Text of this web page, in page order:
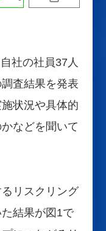
社の社員37人
査結果を発表
状況や具体的
などを聞いて
リスクリング
結果が図1で